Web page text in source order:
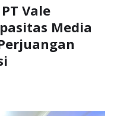
Vale
Media